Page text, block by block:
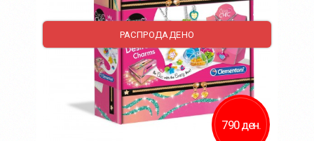
РАСПРОДАДЕНО
790 ден.